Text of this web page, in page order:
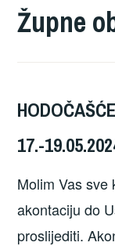
Župne
17.-
Molim Vas sve
akontaciju do
proslijediti.